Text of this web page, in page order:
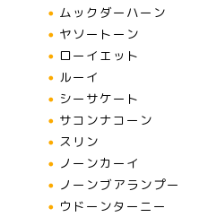
ムックダーハーン
ヤソートーン
ローイエット
ルーイ
シーサケート
サコンナコーン
スリン
ノーンカーイ
ノーンブアランプー
ウドーンターニー